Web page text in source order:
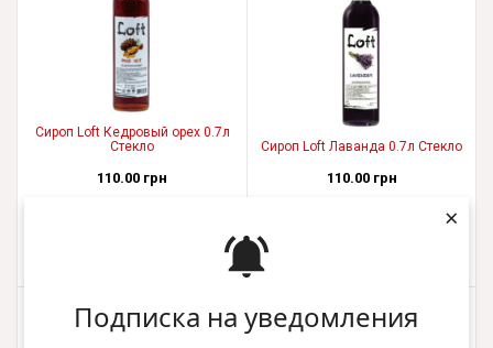
Подписка на уведомления
×
Сироп Loft Кедровый орех 0.7л
Стекло
110.00 грн
Сироп Loft Лаванда 0.7л Стекло
110.00 грн